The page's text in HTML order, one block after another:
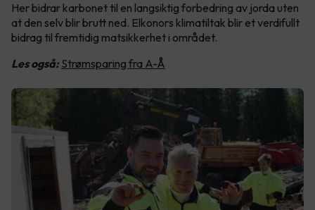
Her bidrar karbonet til en langsiktig forbedring av jorda uten
at den selv blir brutt ned. Elkonors klimatiltak blir et verdifullt
bidrag til fremtidig matsikkerhet i området.
Les også: Strømsparing fra A-Å